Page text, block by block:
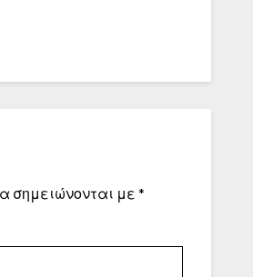
σημειώνονται με *